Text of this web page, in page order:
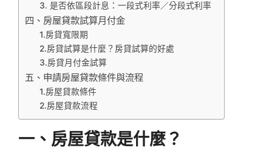
3. 是否依區段計息：一段式利率／分段式利率
四、房屋貸款試算月付金
1.房貸寬限期
2.房貸試算是什麼？房貸試算的好處
3.房貸月付金試算
五、申請房屋貸款條件與流程
1.房屋貸款條件
2.房屋貸款流程
一、房屋貸款是什麼？